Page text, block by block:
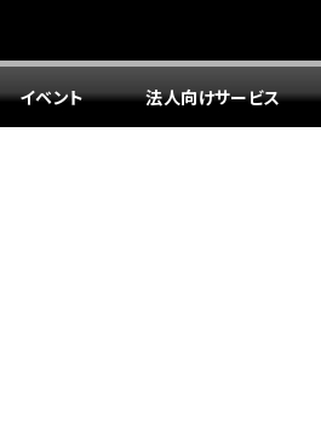
イベント 法人向けサービス